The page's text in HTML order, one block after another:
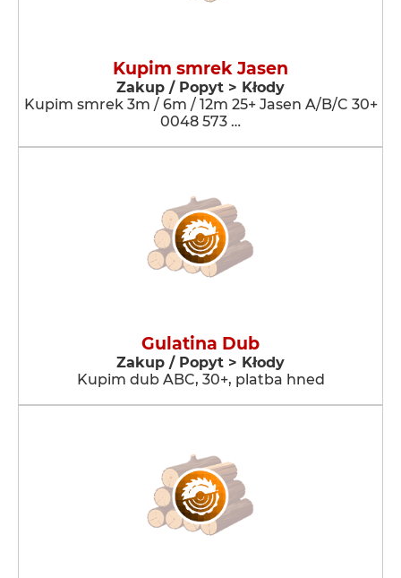
Kupim smrek Jasen
Zakup / Popyt > Kłody
Kupim smrek 3m / 6m / 12m 25+ Jasen A/B/C 30+
0048 573 …
Gulatina Dub
Zakup / Popyt > Kłody
Kupim dub ABC, 30+, platba hned